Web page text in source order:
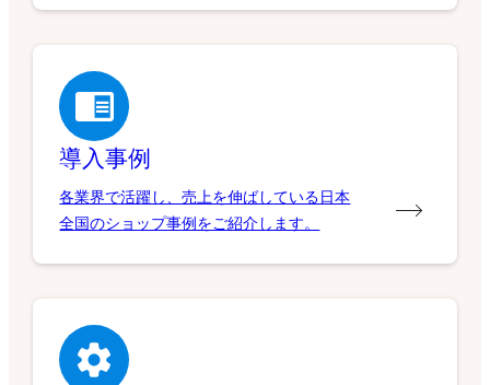
導入事例
各業界で活躍し、売上を伸ばしている日本
全国のショップ事例をご紹介します。